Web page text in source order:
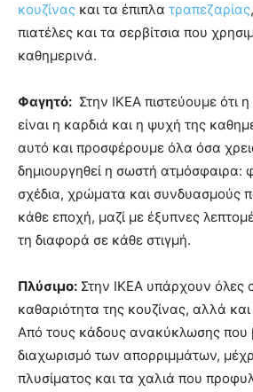
κουζίνας και τα έπιπλα τραπεζαρίας
πιατέλες και τα σερβίτσια που
καθημερινά.
Φαγητό: Στην ΙΚΕΑ πιστεύουμε ότι
είναι η καρδιά και η ψυχή της
αυτό και προσφέρουμε όλα όσα
δημιουργηθεί η σωστή ατμόσφαιρα:
σχέδια, χρώματα και συνδυασμούς
κάθε εποχή, μαζί με έξυπνες
τη διαφορά σε κάθε στιγμή.
Πλύσιμο: Στην ΙΚΕΑ υπάρχουν όλες
καθαριότητα της κουζίνας, αλλά
Από τους κάδους ανακύκλωσης που
διαχωρισμό των απορριμμάτων,
πλυσίματος και τα χαλιά που